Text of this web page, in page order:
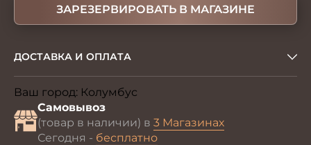
ЗАРЕЗЕРВИРОВАТЬ В МАГАЗИНЕ
ДОСТАВКА И ОПЛАТА
Ваш город: Колумбус
Самовывоз
(товар в наличии) в 3 Магазинах
Сегодня - бесплатно